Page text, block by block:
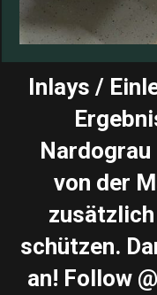
Inlays /
von der
schützen.
an! Follow